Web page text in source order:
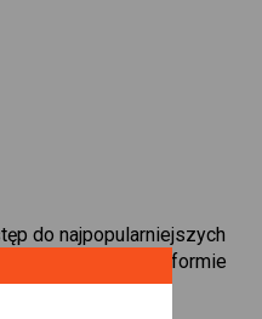
do najpopularniejszych
na naszej platformie
do handlu.